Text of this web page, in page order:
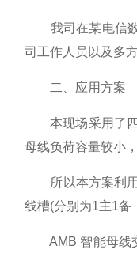
我司在某电信数
司工作人员以及多
二、应用方案
本现场采用了四
母线负荷容量较小
所以本方案利用
线槽(分别为1主1备
AMB 智能母线交